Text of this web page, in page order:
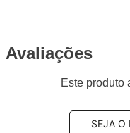
Avaliações
Este produto
SEJA O